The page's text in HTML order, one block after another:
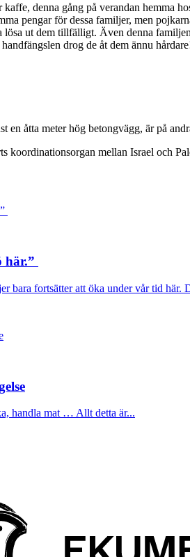
denna gång på verandan hemma
pengar för dessa familjer, men
ut dem tillfälligt. Även denna
drog de åt dem ännu
en åtta meter hög betongvägg, är på
mellan Israel och
här.”
bara fortsätter att öka under vår tid här.
handla mat … Allt detta är...